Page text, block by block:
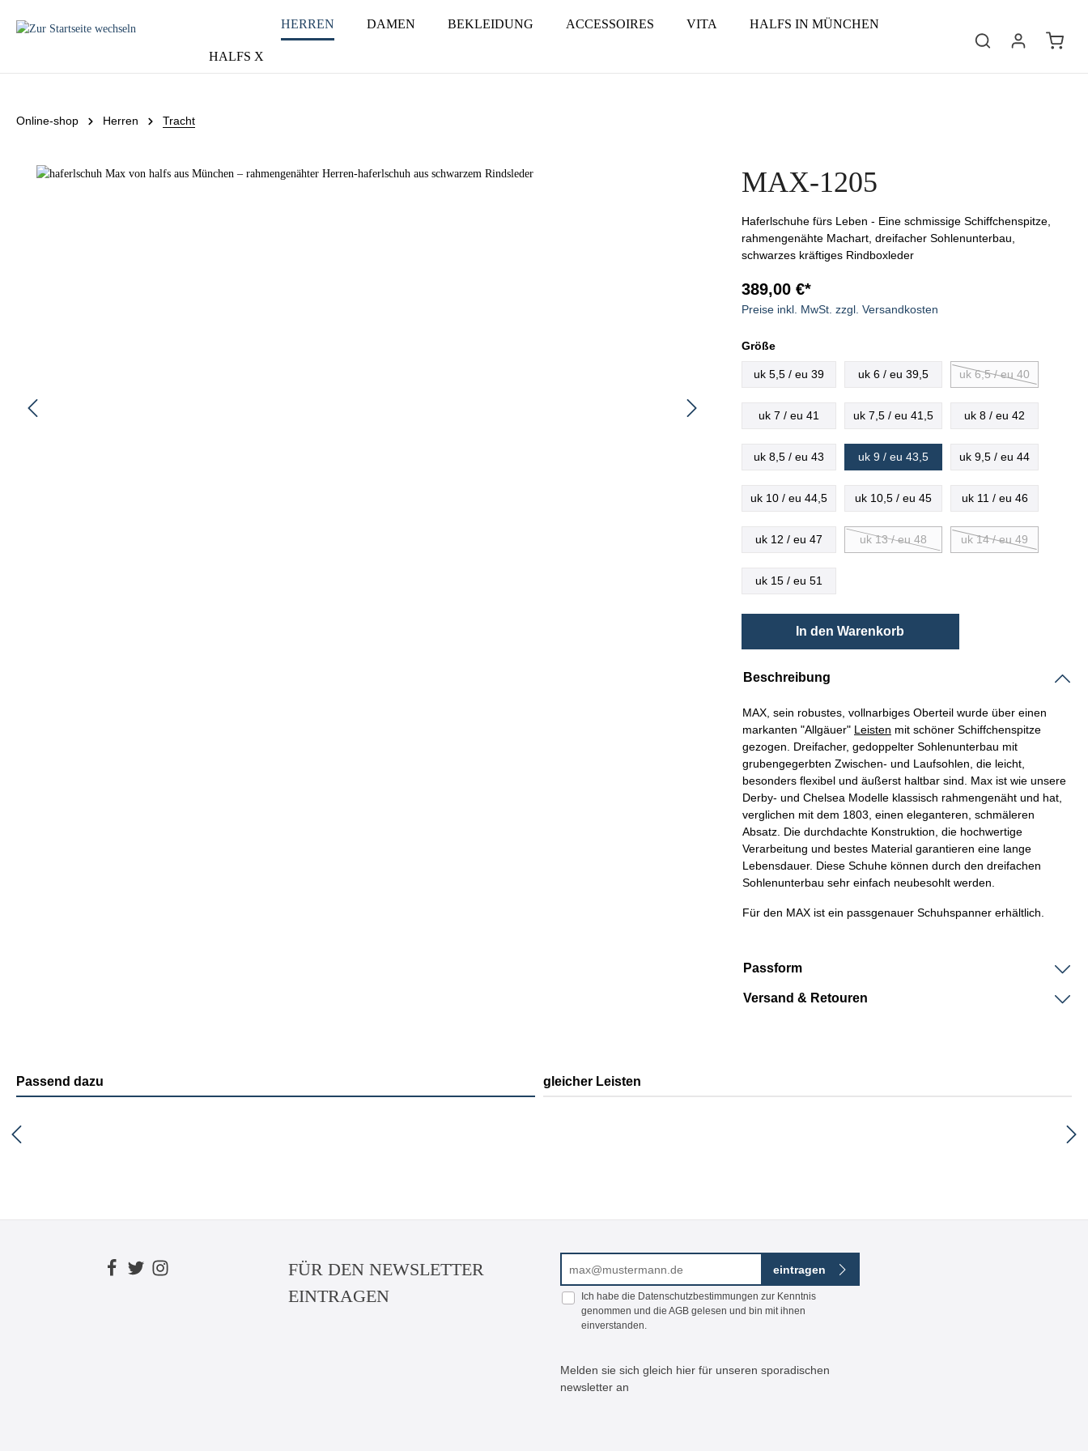
HERREN DAMEN BEKLEIDUNG ACCESSOIRES VITA HALFS IN MÜNCHEN
HALFS X
Online-shop Herren Tracht
MAX-1205
Haferlschuhe fürs Leben - Eine schmissige Schiffchenspitze,
rahmengenähte Machart, dreifacher Sohlenunterbau,
schwarzes kräftiges Rindboxleder
389,00 €*
Preise inkl. MwSt. zzgl. Versandkosten
Größe
uk 5,5 / eu 39 uk 6 / eu 39,5 uk 6,5 / eu 40
uk 7 / eu 41 uk 7,5 / eu 41,5 uk 8 / eu 42
uk 8,5 / eu 43 uk 9 / eu 43,5 uk 9,5 / eu 44
uk 10 / eu 44,5 uk 10,5 / eu 45 uk 11 / eu 46
uk 12 / eu 47 uk 13 / eu 48 uk 14 / eu 49
uk 15 / eu 51
In den Warenkorb
Beschreibung
MAX, sein robustes, vollnarbiges Oberteil wurde über einen
markanten "Allgäuer" Leisten mit schöner Schiffchenspitze
gezogen. Dreifacher, gedoppelter Sohlenunterbau mit
grubengegerbten Zwischen- und Laufsohlen, die leicht,
besonders flexibel und äußerst haltbar sind. Max ist wie unsere
Derby- und Chelsea Modelle klassisch rahmengenäht und hat,
verglichen mit dem 1803, einen eleganteren, schmäleren
Absatz. Die durchdachte Konstruktion, die hochwertige
Verarbeitung und bestes Material garantieren eine lange
Lebensdauer. Diese Schuhe können durch den dreifachen
Sohlenunterbau sehr einfach neubesohlt werden.
Für den MAX ist ein passgenauer Schuhspanner erhältlich.
Passform
Versand & Retouren
Passend dazu gleicher Leisten
FÜR DEN NEWSLETTER
EINTRAGEN
eintragen
Ich habe die Datenschutzbestimmungen zur Kenntnis
genommen und die AGB gelesen und bin mit ihnen
einverstanden.
Melden sie sich gleich hier für unseren sporadischen
newsletter an